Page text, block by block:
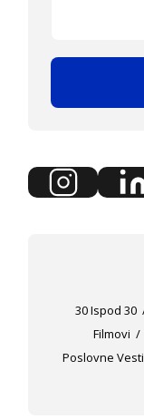
30 Ispod 30
Filmovi
Poslovne Vesti